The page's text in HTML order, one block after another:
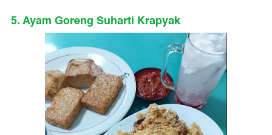
5. Ayam Goreng Suharti Krapyak